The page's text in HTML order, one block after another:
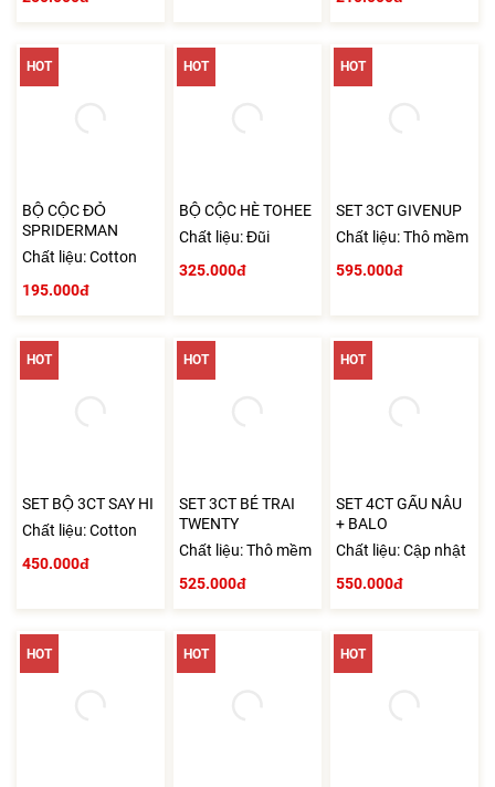
HOT
BỘ CỘC ĐỎ
SPRIDERMAN
Chất liệu: Cotton
195.000đ
HOT
BỘ CỘC HÈ TOHEE
Chất liệu: Đũi
325.000đ
HOT
SET 3CT GIVENUP
Chất liệu: Thô mềm
595.000đ
HOT
SET BỘ 3CT SAY HI
Chất liệu: Cotton
450.000đ
HOT
SET 3CT BÉ TRAI
TWENTY
Chất liệu: Thô mềm
525.000đ
HOT
SET 4CT GẤU NÂU
+ BALO
Chất liệu: Cập nhật
550.000đ
HOT HOT HOT